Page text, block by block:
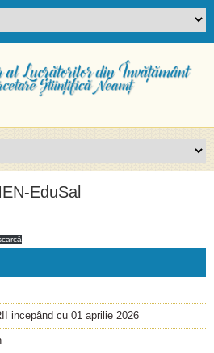
EduSal
incepând cu 01 aprilie 2026